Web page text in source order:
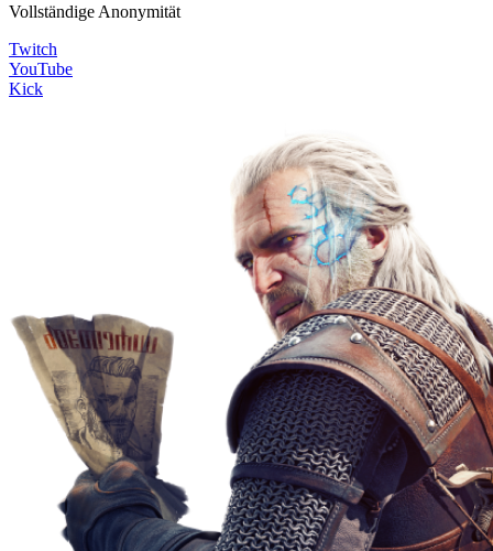
Vollständige Anonymität
Twitch
YouTube
Kick